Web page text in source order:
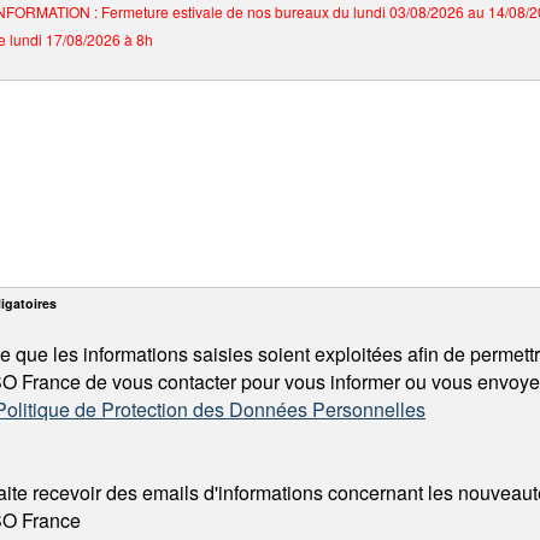
: Fermeture estivale de nos bureaux du lundi 03/08/2026 au 14/08/
lundi 17/08/2026 à 8h
que les informations saisies soient exploitées afin de
France de vous contacter pour vous informer ou vous
de Protection des Données Personnelles
recevoir des emails d'informations concernant les
France